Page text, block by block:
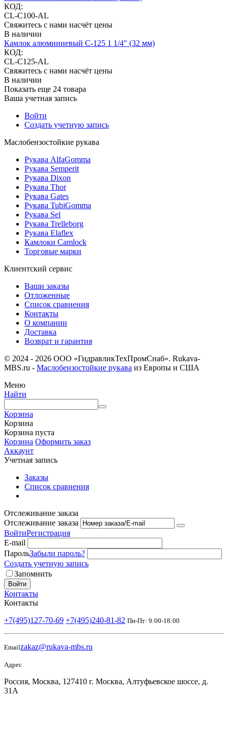
КОД:
CL-C100-AL
Свяжитесь с нами насчёт цены
В наличии
Камлок алюминиевый C-125 1 1/4" (32 мм)
КОД:
CL-C125-AL
Свяжитесь с нами насчёт цены
В наличии
Показать еще 24 товара
Ваша учетная запись
Войти
Создать учетную запись
Маслобензостойкие рукава
Рукава AlfaGomma
Рукава Semperit
Рукава Dixon
Рукава Thor
Рукава Gates
Рукава TubiGomma
Рукава Sel
Рукава Trelleborg
Рукава Elaflex
Камлоки Camlock
Торговые марки
Клиентский сервис
Ваши заказы
Отложенные
Список сравнения
Контакты
О компании
Доставка
Возврат и гарантия
© 2024 - 2026 ООО «ГидравликТехПромСнаб». Rukava-
MBS.ru - Маслобензостойкие рукава из Европы и США
Меню
Найти
Корзина
Корзина
Корзина пуста
Корзина Оформить заказ
Аккаунт
Учетная запись
Заказы
Список сравнения
Отслеживание заказа
Отслеживание заказа
ВойтиРегистрация
E-mail
ПарольЗабыли пароль?
Создать учетную запись
Запомнить
Войти
Контакты
Контакты
+7(495)127-70-69 +7(495)240-81-82 Пн-Пт: 9:00-18:00
Emailzakaz@rukava-mbs.ru
Адрес
Россия, Москва, 127410 г. Москва, Алтуфьевское шоссе, д.
31А